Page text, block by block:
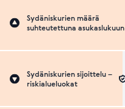
Sydäniskurien määrä
suhteutettuna asukaslukuun
Sydäniskurien sijoittelu –
riskialueluokat